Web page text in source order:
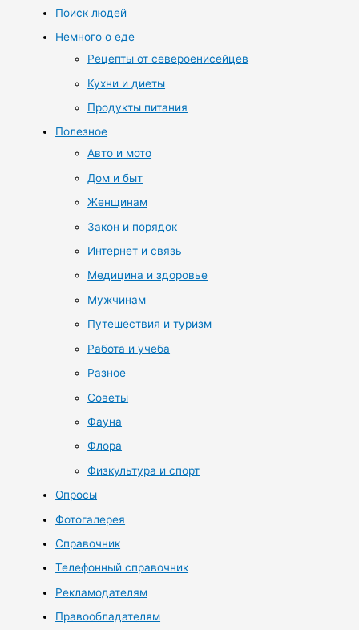
Поиск людей
Немного о еде
Рецепты от североенисейцев
Кухни и диеты
Продукты питания
Полезное
Авто и мото
Дом и быт
Женщинам
Закон и порядок
Интернет и связь
Медицина и здоровье
Мужчинам
Путешествия и туризм
Работа и учеба
Разное
Советы
Фауна
Флора
Физкультура и спорт
Опросы
Фотогалерея
Справочник
Телефонный справочник
Рекламодателям
Правообладателям